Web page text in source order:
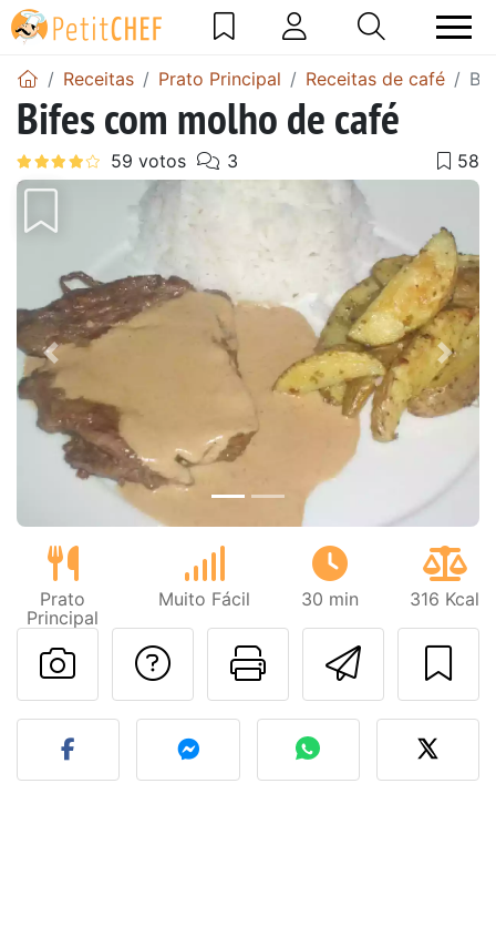
Receitas Prato Principal Receitas de café
Bifes com molho de café
Anterior Next
Prato
Principal
Muito Fácil 30 min 316 Kcal
Imprima
Falar com o autor
Fez esta receita?